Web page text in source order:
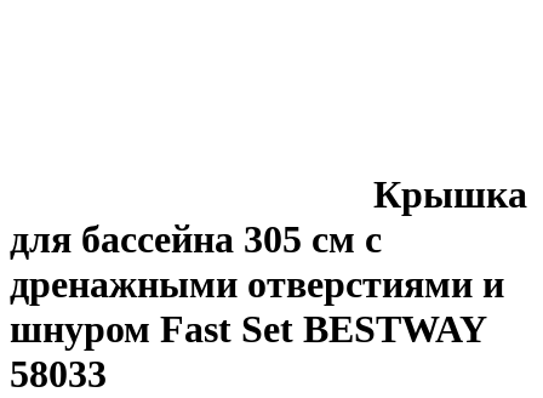
Крышка
для бассейна 305 см с
дренажными отверстиями и
шнуром Fast Set BESTWAY
58033